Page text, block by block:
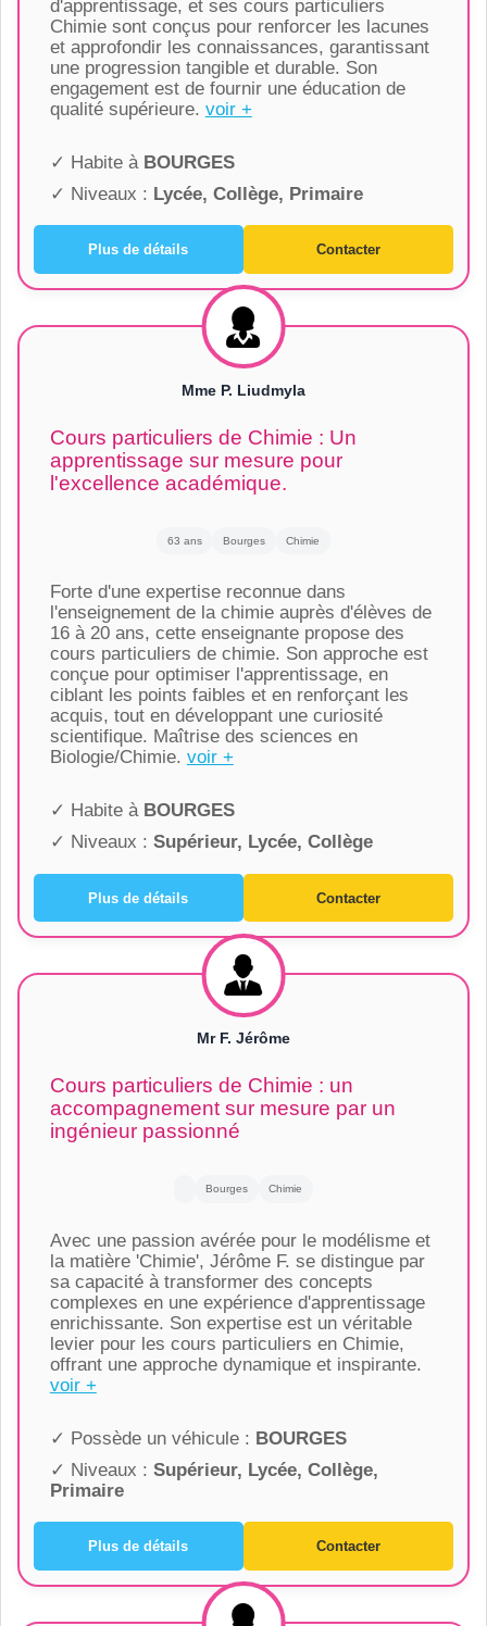
d'apprentissage, et ses cours particuliers
Chimie sont conçus pour renforcer les lacunes
et approfondir les connaissances, garantissant
une progression tangible et durable. Son
engagement est de fournir une éducation de
qualité supérieure. voir +
✓ Habite à BOURGES
✓ Niveaux : Lycée, Collège, Primaire
Plus de détails Contacter
Mme P. Liudmyla
Cours particuliers de Chimie : Un
apprentissage sur mesure pour
l'excellence académique.
63 ans Bourges Chimie
Forte d'une expertise reconnue dans
l'enseignement de la chimie auprès d'élèves de
16 à 20 ans, cette enseignante propose des
cours particuliers de chimie. Son approche est
conçue pour optimiser l'apprentissage, en
ciblant les points faibles et en renforçant les
acquis, tout en développant une curiosité
scientifique. Maîtrise des sciences en
Biologie/Chimie. voir +
✓ Habite à BOURGES
✓ Niveaux : Supérieur, Lycée, Collège
Plus de détails Contacter
Mr F. Jérôme
Cours particuliers de Chimie : un
accompagnement sur mesure par un
ingénieur passionné
Bourges Chimie
Avec une passion avérée pour le modélisme et
la matière 'Chimie', Jérôme F. se distingue par
sa capacité à transformer des concepts
complexes en une expérience d'apprentissage
enrichissante. Son expertise est un véritable
levier pour les cours particuliers en Chimie,
offrant une approche dynamique et inspirante.
voir +
✓ Possède un véhicule : BOURGES
✓ Niveaux : Supérieur, Lycée, Collège,
Primaire
Plus de détails Contacter